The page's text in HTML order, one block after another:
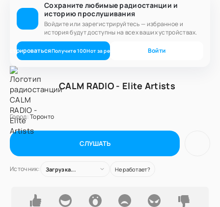
Сохраните любимые радиостанции и
историю прослушивания
Войдите или зарегистрируйтесь — избранное и
история будут доступны на всех ваших устройствах.
Получите100Нот за регистрацию Войти
CALM RADIO - Elite Artists
Город:Торонто
СЛУШАТЬ
Источник: Загрузка... Не работает?